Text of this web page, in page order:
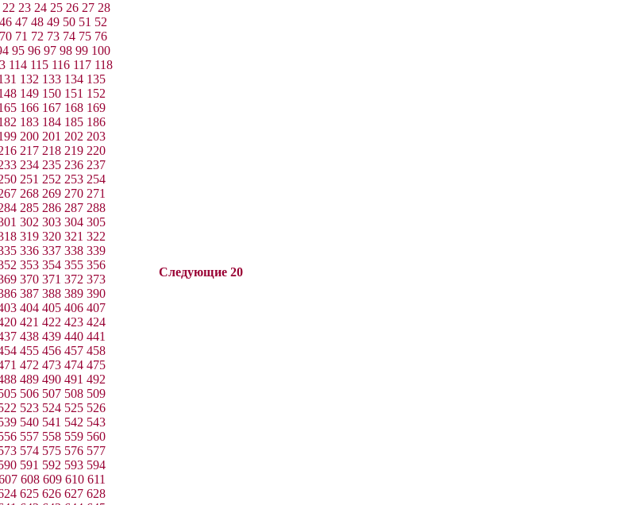
22 23 24 25 26 27 28
46 47 48 49 50 51 52
70 71 72 73 74 75 76
95 96 97 98 99 100
114 115 116 117 118
132 133 134 135
149 150 151 152
166 167 168 169
183 184 185 186
200 201 202 203
217 218 219 220
234 235 236 237
251 252 253 254
268 269 270 271
285 286 287 288
302 303 304 305
319 320 321 322
336 337 338 339
353 354 355 356
370 371 372 373
387 388 389 390
404 405 406 407
421 422 423 424
438 439 440 441
455 456 457 458
472 473 474 475
489 490 491 492
506 507 508 509
523 524 525 526
540 541 542 543
557 558 559 560
574 575 576 577
591 592 593 594
608 609 610 611
625 626 627 628
Следующие 20